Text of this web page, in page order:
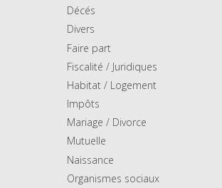
Décés
Divers
Faire part
Fiscalité / Juridiques
Habitat / Logement
Impôts
Mariage / Divorce
Mutuelle
Naissance
Organismes sociaux